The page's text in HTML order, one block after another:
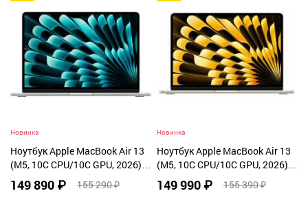
Новинка
Ноутбук Apple MacBook Air 13
(M5, 10C CPU/10C GPU, 2026),
24 ГБ, 1 ТБ SSD, Silver (MDH94)
149 890 ₽ 155 290 ₽
Новинка
Ноутбук Apple MacBook Air 13
(M5, 10C CPU/10C GPU, 2026),
32 ГБ, 1 ТБ SSD, Starlight
(Z1L4000K4)
149 990 ₽ 155 390 ₽